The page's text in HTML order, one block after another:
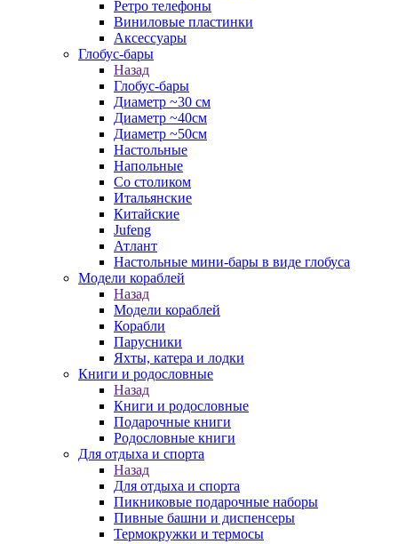
Ретро телефоны
Виниловые пластинки
Аксессуары
Глобус-бары
Назад
Глобус-бары
Диаметр ~30 см
Диаметр ~40см
Диаметр ~50см
Настольные
Напольные
Со столиком
Итальянские
Китайские
Jufeng
Атлант
Настольные мини-бары в виде глобуса
Модели кораблей
Назад
Модели кораблей
Корабли
Парусники
Яхты, катера и лодки
Книги и родословные
Назад
Книги и родословные
Подарочные книги
Родословные книги
Для отдыха и спорта
Назад
Для отдыха и спорта
Пикниковые подарочные наборы
Пивные башни и диспенсеры
Термокружки и термосы